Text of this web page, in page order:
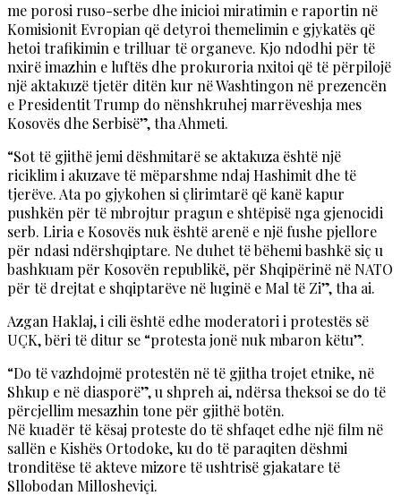
me porosi ruso-serbe dhe inicioi miratimin e raportin në
Komisionit Evropian që detyroi themelimin e gjykatës që
hetoi trafikimin e trilluar të organeve. Kjo ndodhi për të
nxirë imazhin e luftës dhe prokuroria nxitoi që të përpilojë
një aktakuzë tjetër ditën kur në Washtingon në prezencën
e Presidentit Trump do nënshkruhej marrëveshja mes
Kosovës dhe Serbisë”, tha Ahmeti.
“Sot të gjithë jemi dëshmitarë se aktakuza është një
riciklim i akuzave të mëparshme ndaj Hashimit dhe të
tjerëve. Ata po gjykohen si çlirimtarë që kanë kapur
pushkën për të mbrojtur pragun e shtëpisë nga gjenocidi
serb. Liria e Kosovës nuk është arenë e një fushe pjellore
për ndasi ndërshqiptare. Ne duhet të bëhemi bashkë siç u
bashkuam për Kosovën republikë, për Shqipërinë në NATO
për të drejtat e shqiptarëve në luginë e Mal të Zi”, tha ai.
Azgan Haklaj, i cili është edhe moderatori i protestës së
UÇK, bëri të ditur se “protesta jonë nuk mbaron këtu”.
“Do të vazhdojmë protestën në të gjitha trojet etnike, në
Shkup e në diasporë”, u shpreh ai, ndërsa theksoi se do të
përcjellim mesazhin tone për gjithë botën.
Në kuadër të kësaj proteste do të shfaqet edhe një film në
sallën e Kishës Ortodoke, ku do të paraqiten dëshmi
tronditëse të akteve mizore të ushtrisë gjakatare të
Sllobodan Millosheviçi.